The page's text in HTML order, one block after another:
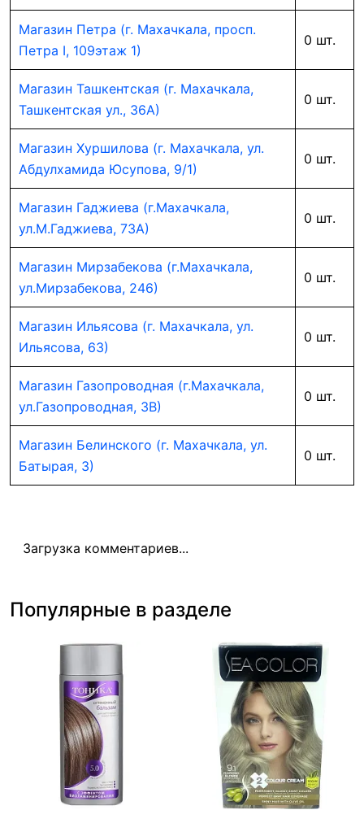
Магазин Петра (г. Махачкала, просп.
Петра I, 109этаж 1)
0 шт.
Магазин Ташкентская (г. Махачкала,
Ташкентская ул., 36А)
0 шт.
Магазин Хуршилова (г. Махачкала, ул.
Абдулхамида Юсупова, 9/1)
0 шт.
Магазин Гаджиева (г.Махачкала,
ул.М.Гаджиева, 73А)
0 шт.
Магазин Мирзабекова (г.Махачкала,
ул.Мирзабекова, 246)
0 шт.
Магазин Ильясова (г. Махачкала, ул.
Ильясова, 63)
0 шт.
Магазин Газопроводная (г.Махачкала,
ул.Газопроводная, 3В)
0 шт.
Магазин Белинского (г. Махачкала, ул.
Батырая, 3)
0 шт.
Загрузка комментариев...
Популярные в разделе